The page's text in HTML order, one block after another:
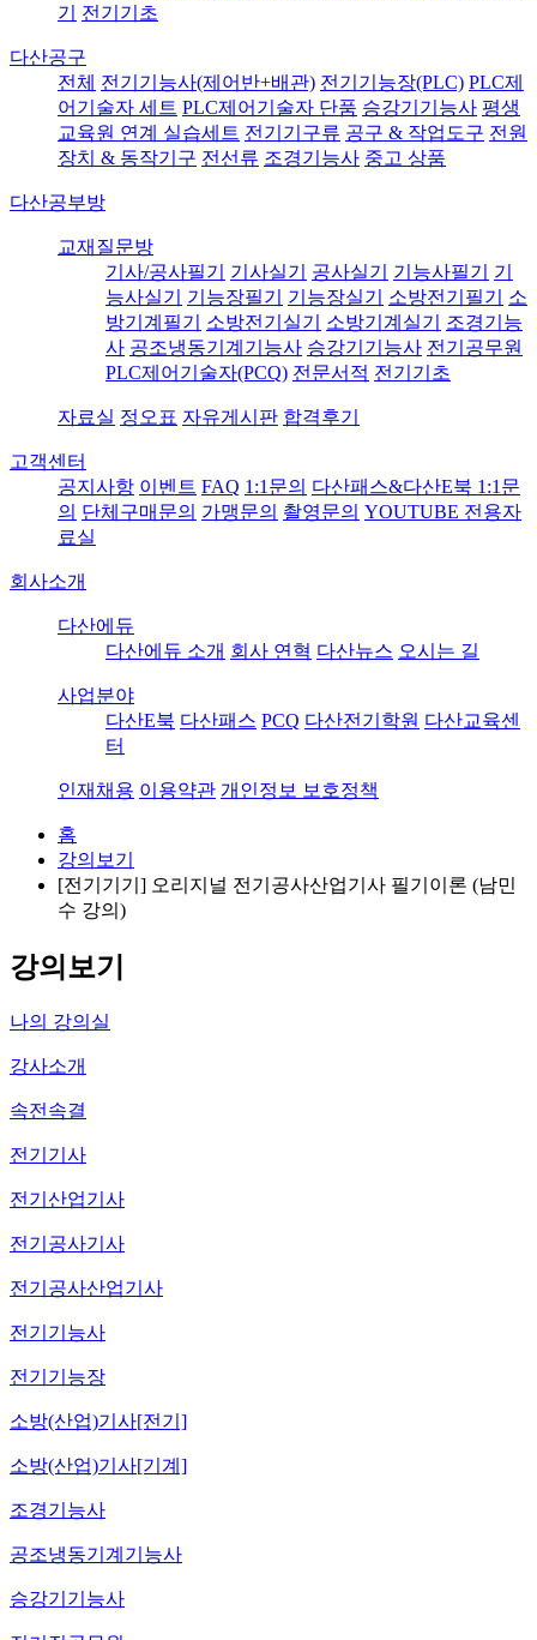
기
전기기초
다산공구
전체 전기기능사(제어반+배관) 전기기능장(PLC) PLC제
어기술자 세트 PLC제어기술자 단품 승강기기능사 평생
교육원 연계 실습세트 전기기구류 공구 & 작업도구 전원
장치 & 동작기구 전선류 조경기능사 중고 상품
다산공부방
교재질문방
기사/공사필기
기사실기 공사실기 기능사필기
기
능사실기
기능장필기 기능장실기 소방전기필기
소
방기계필기
소방전기실기 소방기계실기
조경기능
사 공조냉동기계기능사 승강기기능사 전기공무원
PLC제어기술자(PCQ) 전문서적 전기기초
자료실 정오표 자유게시판 합격후기
고객센터
공지사항 이벤트 FAQ 1:1문의 다산패스&다산E북 1:1문
의 단체구매문의 가맹문의 촬영문의 YOUTUBE 전용자
료실
회사소개
다산에듀
다산에듀 소개 회사 연혁 다산뉴스 오시는 길
사업분야
다산E북 다산패스 PCQ 다산전기학원 다산교육센
터
인재채용 이용약관 개인정보 보호정책
홈
강의보기
[전기기기] 오리지널 전기공사산업기사 필기이론 (남민
수 강의)
강의보기
나의 강의실
강사소개
속전속결
전기기사
전기산업기사
전기공사기사
전기공사산업기사
전기기능사
전기기능장
소방(산업)기사[전기]
소방(산업)기사[기계]
조경기능사
공조냉동기계기능사
승강기기능사